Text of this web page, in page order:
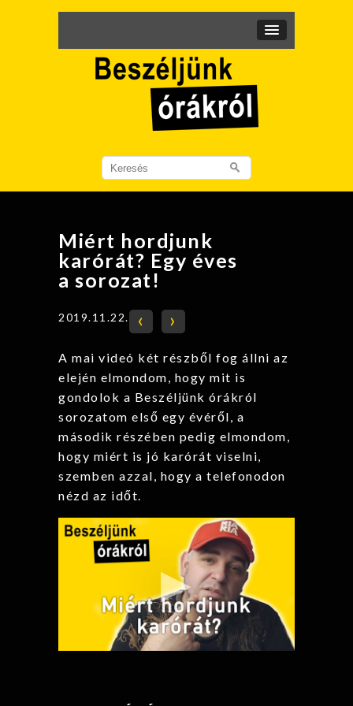
Search
for:
Miért hordjunk
karórát? Egy éves
a sorozat!
2019.11.22. ‹ ›
A mai videó két részből fog állni az
elején elmondom, hogy mit is
gondolok a Beszéljünk órákról
sorozatom első egy évéről, a
második részében pedig elmondom,
hogy miért is jó karórát viselni,
szemben azzal, hogy a telefonodon
nézd az időt.